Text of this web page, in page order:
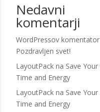
Nedavni
komentarji
WordPressov komentator
Pozdravljen svet!
LayoutPack na Save Your
Time and Energy
LayoutPack na Save Your
Time and Energy